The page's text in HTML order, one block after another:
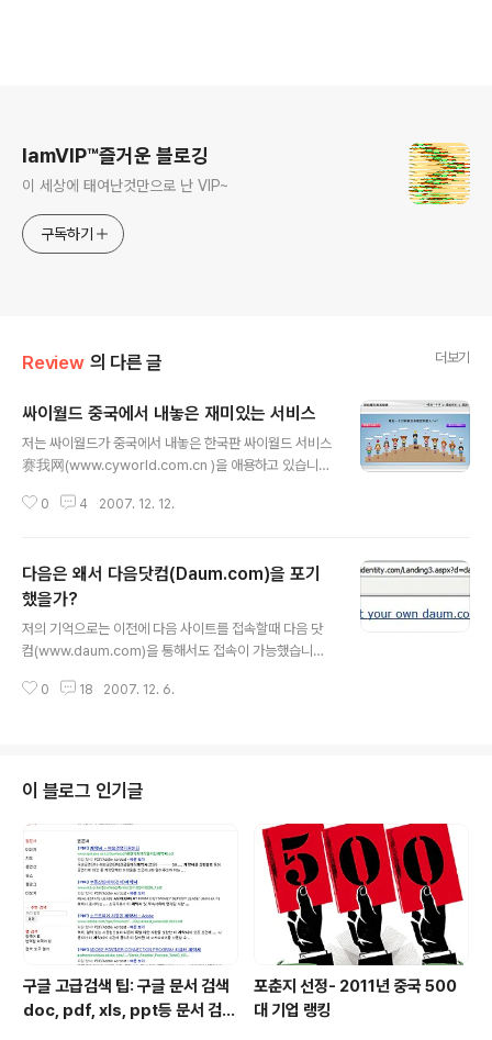
IamVIP™즐거운 블로깅
이 세상에 태여난것만으로 난 VIP~
구독하기
Review 의 다른 글 더보기
싸이월드 중국에서 내놓은 재미있는 서비스
저는 싸이월드가 중국에서 내놓은 한국판 싸이월드 서비스
赛我网(www.cyworld.com.cn )을 애용하고 있습니다.
네요..지난번에 불우어린이를 돕기 위한 콘서트를 준비하
드 사용자들을 쉽게 찾아볼 수 있게 하고 친구 사귀고 싶으
면 얼마든지 가능하게 만들어놓았습니다. 화면은 바로 아
래와 같습니다.. 제가 제일 관심하는 사람과 저를 제일 관심
하는 사람 등으로 분류해서 내놓기도 합니다. 그리고 왼쪽
의 그림처럼 동창, 고향,같은 지역,같은 애호를 소유한 자
등등의 분류로 나눠서 자신이 원하는 분류에 의해서 친구
0 4 2007. 12. 12.
다음은 왜서 다음닷컴(Daum.com)을 포기
했을가?
저의 기억으로는 이전에 다음 사이트를 접속할때 다음 닷
컴(www.daum.com)을 통해서도 접속이 가능했습니다.
접속해보니 이상한 사이트가 나타납니다. 인터넷 주소창에
음 닷 넷 www.daum.net 을 입력하면 아시다 싶이 도메
인은 한개 기업을 상징 할 수 있고 그 기업의 브랜드를 의미
합니다. 다음이 아무리 네트웍서비스를 위주로 한다는 신
념이 있는 회사지만 그동안 사용해왔던 daum.com을 버
리다니 너무나 아쉽네요. .com의 뜻은 기업의 사이트라는
것을..
0 18 2007. 12. 6.
이 블로그 인기글
구글 고급검색 팁: 구글 문서 검색
doc, pdf, xls, ppt등 문서 검색
포춘지 선정- 2011년 중국 500
대 기업 랭킹